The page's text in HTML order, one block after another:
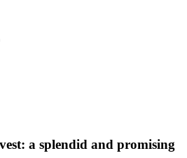
a splendid and promising